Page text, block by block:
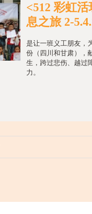
<512 彩虹
息之旅 2-
是让一班义工朋友，
份（四川和甘肃），
生，跨过悲伤、越过
力。